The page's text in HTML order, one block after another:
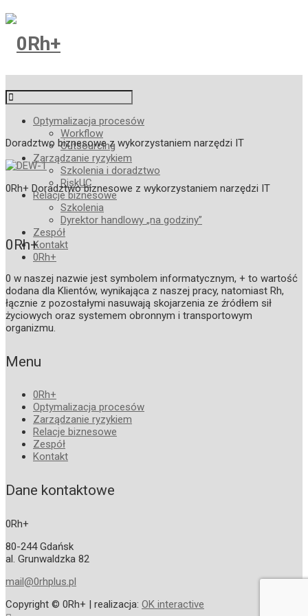
Optymalizacja procesów
Workflow
Outsourcing
Zarządzanie ryzykiem
Szkolenia i doradztwo
RiskUC
Relacje biznesowe
Szkolenia
Dyrektor handlowy „na godziny”
Zespół
Kontakt
0Rh+
Doradztwo biznesowe z wykorzystaniem narzędzi IT
0Rh+ Doradztwo biznesowe z wykorzystaniem narzędzi IT
0Rh+
0 w naszej nazwie jest symbolem informatycznym, + to wartość
dodana dla Klientów, wynikająca z naszej pracy, natomiast Rh,
łącznie z pozostałymi nasuwają skojarzenia ze źródłem sił
życiowych oraz systemem obronnym i transportowym
organizmu.
Menu
0Rh+
Optymalizacja procesów
Zarządzanie ryzykiem
Relacje biznesowe
Zespół
Kontakt
Dane kontaktowe
0Rh+
80-244 Gdańsk
al. Grunwaldzka 82
mail@0rhplus.pl
Copyright © 0Rh+ | realizacja: OK interactive